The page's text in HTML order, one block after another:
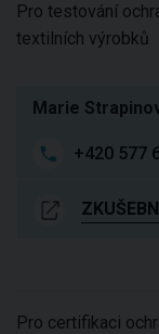
Pro testování
textilních výrobků
Marie
+420 577
Pro certifikaci